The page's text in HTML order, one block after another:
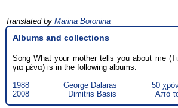
Translated by Marina Boronina
Albums and collections
Song What your mother tells you about me
για μένα) is in the following albums:
1988
George Dalaras
50
2008
Dimitris Basis Από